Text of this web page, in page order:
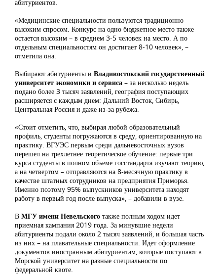
абитуриентов.
«Медицинские специальности пользуются традиционно
высоким спросом. Конкурс на одно бюджетное место также
остается высоким – в среднем 3-5 человек на место. А по
отдельным специальностям он достигает 8-10 человек», –
отметила она.
Выбирают абитуриенты и Владивостокский государственный
университет экономики и сервиса – за несколько недель
подано более 3 тысяч заявлений, география поступающих
расширяется с каждым днем: Дальний Восток, Сибирь,
Центральная Россия и даже из-за рубежа.
«Стоит отметить, что, выбирая любой образовательный
профиль, студенты погружаются в среду, ориентированную на
практику. ВГУЭС первым среди дальневосточных вузов
перешел на трехлетнее теоретическое обучение: первые три
курса студенты в полном объеме госстандарта изучают теорию,
а на четвертом – отправляются на 8-месячную практику в
качестве штатных сотрудников на предприятия Приморья.
Именно поэтому 95% выпускников университета находят
работу в первый год после выпуска», – добавили в вузе.
В МГУ имени Невельского также полным ходом идет
приемная кампания 2019 года. За минувшие недели
абитуриенты подали около 2 тысяч заявлений, и большая часть
из них – на плавательные специальности. Идет оформление
документов иностранным абитуриентам, которые поступают в
Морской университет на разные специальности по
федеральной квоте.